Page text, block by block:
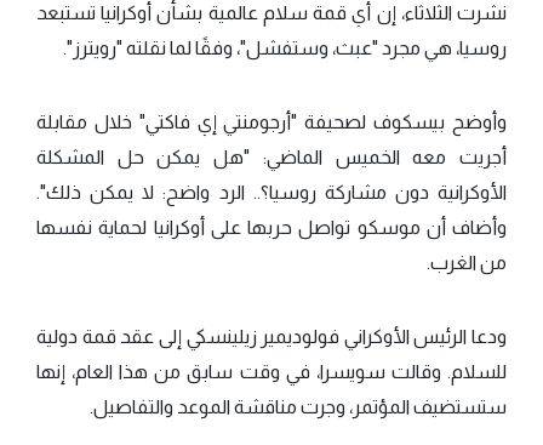
نشرت الثلاثاء، إن أي قمة سلام عالمية بشأن أوكرانيا تستبعد
روسيا، هي مجرد "عبث، وستفشل"، وفقًا لما نقلته "رويترز".
وأوضح بيسكوف لصحيفة "أرجومنتي إي فاكتي" خلال مقابلة
أجريت معه الخميس الماضي: "هل يمكن حل المشكلة
الأوكرانية دون مشاركة روسيا؟.. الرد واضح: لا يمكن ذلك".
وأضاف أن موسكو تواصل حربها على أوكرانيا لحماية نفسها
من الغرب.
ودعا الرئيس الأوكراني فولوديمير زيلينسكي إلى عقد قمة دولية
للسلام. وقالت سويسرا، في وقت سابق من هذا العام، إنها
ستستضيف المؤتمر، وجرت مناقشة الموعد والتفاصيل.